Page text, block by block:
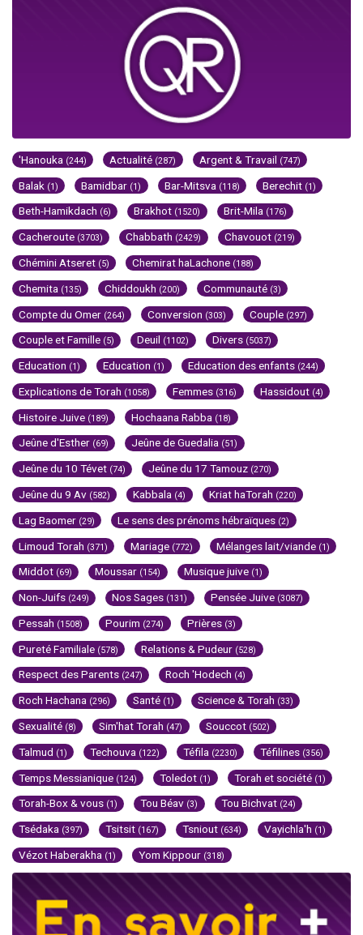
'Hanouka (244) Actualité (287) Argent & Travail (747)
Balak (1) Bamidbar (1) Bar-Mitsva (118) Berechit (1)
Beth-Hamikdach (6) Brakhot (1520) Brit-Mila (176)
Cacheroute (3703) Chabbath (2429) Chavouot (219)
Chémini Atseret (5) Chemirat haLachone (188)
Chemita (135) Chiddoukh (200) Communauté (3)
Compte du Omer (264) Conversion (303) Couple (297)
Couple et Famille (5) Deuil (1102) Divers (5037)
Education (1) Education (1) Education des enfants (244)
Explications de Torah (1058) Femmes (316) Hassidout (4)
Histoire Juive (189) Hochaana Rabba (18)
Jeûne d'Esther (69) Jeûne de Guedalia (51)
Jeûne du 10 Tévet (74) Jeûne du 17 Tamouz (270)
Jeûne du 9 Av (582) Kabbala (4) Kriat haTorah (220)
Lag Baomer (29) Le sens des prénoms hébraïques (2)
Limoud Torah (371) Mariage (772) Mélanges lait/viande (1)
Middot (69) Moussar (154) Musique juive (1)
Non-Juifs (249) Nos Sages (131) Pensée Juive (3087)
Pessah (1508) Pourim (274) Prières (3)
Pureté Familiale (578) Relations & Pudeur (528)
Respect des Parents (247) Roch 'Hodech (4)
Roch Hachana (296) Santé (1) Science & Torah (33)
Sexualité (8) Sim'hat Torah (47) Souccot (502)
Talmud (1) Techouva (122) Téfila (2230) Téfilines (356)
Temps Messianique (124) Toledot (1) Torah et société (1)
Torah-Box & vous (1) Tou Béav (3) Tou Bichvat (24)
Tsédaka (397) Tsitsit (167) Tsniout (634) Vayichla'h (1)
Vézot Haberakha (1) Yom Kippour (318)